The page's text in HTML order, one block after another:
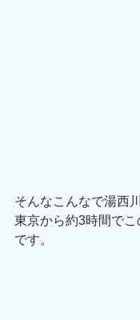
そんなこんなで湯西
東京から約3時間で
です。